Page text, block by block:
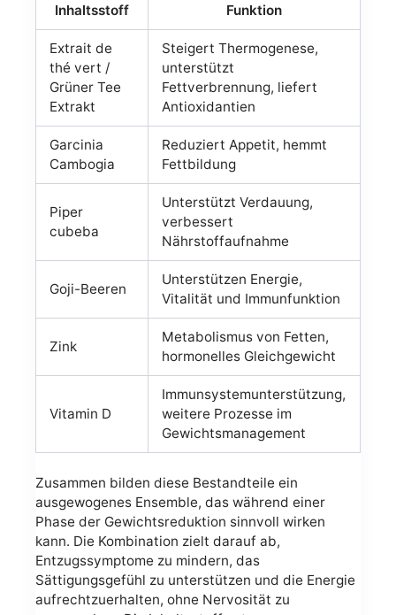
Inhaltsstoff Funktion
Extrait de
thé vert /
Grüner Tee
Extrakt
Steigert Thermogenese,
unterstützt
Fettverbrennung, liefert
Antioxidantien
Garcinia
Cambogia
Reduziert Appetit, hemmt
Fettbildung
Piper
cubeba
Unterstützt Verdauung,
verbessert
Nährstoffaufnahme
Goji-Beeren
Unterstützen Energie,
Vitalität und Immunfunktion
Zink
Metabolismus von Fetten,
hormonelles Gleichgewicht
Vitamin D
Immunsystemunterstützung,
weitere Prozesse im
Gewichtsmanagement
Zusammen bilden diese Bestandteile ein
ausgewogenes Ensemble, das während einer
Phase der Gewichtsreduktion sinnvoll wirken
kann. Die Kombination zielt darauf ab,
Entzugssymptome zu mindern, das
Sättigungsgefühl zu unterstützen und die Energie
aufrechtzuerhalten, ohne Nervosität zu